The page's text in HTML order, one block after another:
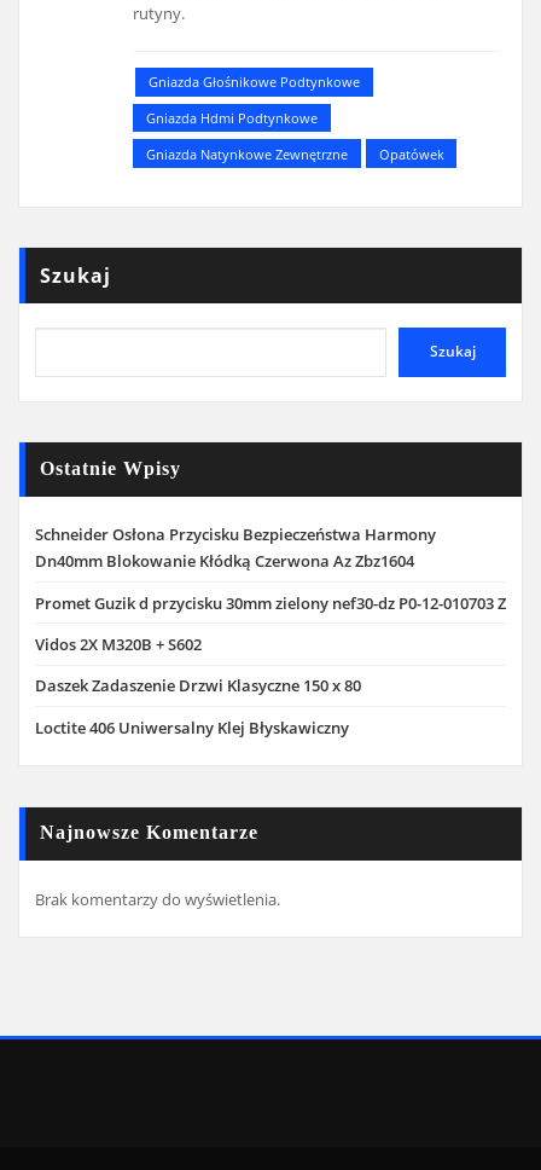
rutyny.
Gniazda Głośnikowe Podtynkowe
Gniazda Hdmi Podtynkowe
Gniazda Natynkowe Zewnętrzne
Opatówek
Szukaj
Szukaj
Ostatnie Wpisy
Schneider Osłona Przycisku Bezpieczeństwa Harmony
Dn40mm Blokowanie Kłódką Czerwona Az Zbz1604
Promet Guzik d przycisku 30mm zielony nef30-dz P0-12-010703 Z
Vidos 2X M320B + S602
Daszek Zadaszenie Drzwi Klasyczne 150 x 80
Loctite 406 Uniwersalny Klej Błyskawiczny
Najnowsze Komentarze
Brak komentarzy do wyświetlenia.